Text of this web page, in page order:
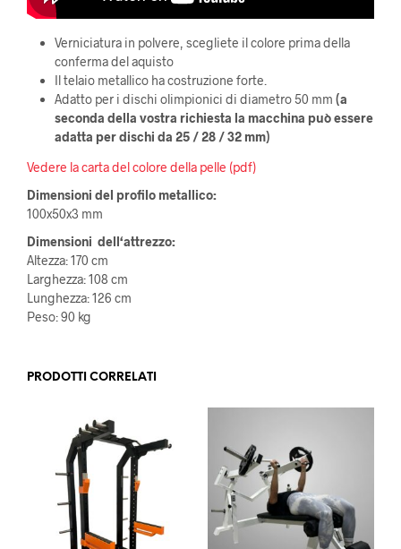
Verniciatura in polvere, scegliete il colore prima della
conferma del aquisto
Il telaio metallico ha costruzione forte.
Adatto per i dischi olimpionici di diametro 50 mm (a
seconda della vostra richiesta la macchina può essere
adatta per dischi da 25 / 28 / 32 mm)
Vedere la carta del colore della pelle (pdf)
Dimensioni del profilo metallico:
100x50x3 mm
Dimensioni dell‘attrezzo:
Altezza: 170 cm
Larghezza: 108 cm
Lunghezza: 126 cm
Peso: 90 kg
PRODOTTI CORRELATI